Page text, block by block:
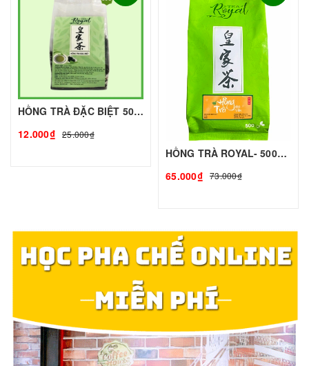
HỒNG TRÀ ĐẶC BIỆT 50G - ROYAL I NGUYÊN LIỆU PHA CHẾ - TOBEE FOOD
12.000₫ 25.000₫
HỒNG TRÀ ROYAL- 500G | NGUYÊN LIỆU PHA CHẾ - TOBEE FOOD
65.000₫ 73.000₫